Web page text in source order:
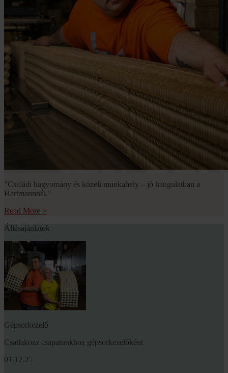
"Családi hagyomány és közeli munkahely – jó hangulatban a
Hartmannnál."
Read More >
Állásajánlatok
Gépsorkezelő
Csatlakozz csapatunkhoz gépsorkezelőként
01.12.25